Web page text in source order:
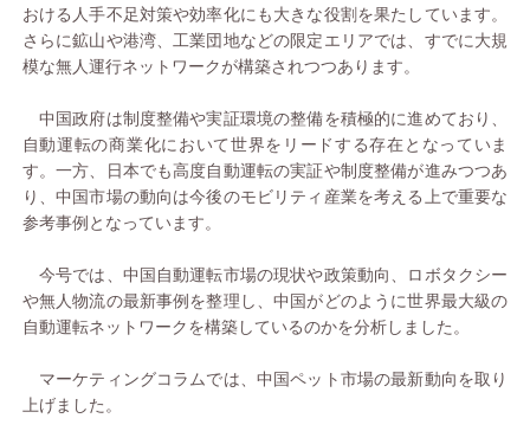
おける人手不足対策や効率化にも大きな役割を果たしています。
さらに鉱山や港湾、工業団地などの限定エリアでは、すでに大規
模な無人運行ネットワークが構築されつつあります。
中国政府は制度整備や実証環境の整備を積極的に進めており、
自動運転の商業化において世界をリードする存在となっていま
す。一方、日本でも高度自動運転の実証や制度整備が進みつつあ
り、中国市場の動向は今後のモビリティ産業を考える上で重要な
参考事例となっています。
今号では、中国自動運転市場の現状や政策動向、ロボタクシー
や無人物流の最新事例を整理し、中国がどのように世界最大級の
自動運転ネットワークを構築しているのかを分析しました。
マーケティングコラムでは、中国ペット市場の最新動向を取り
上げました。